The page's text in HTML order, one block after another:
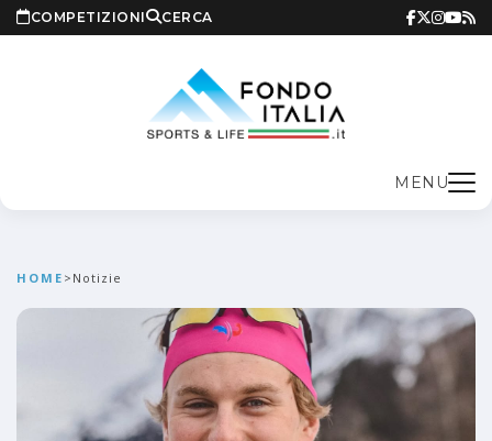
COMPETIZIONI CERCA
MENU
HOME > Notizie